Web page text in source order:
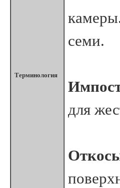
Терминология
семи.
для